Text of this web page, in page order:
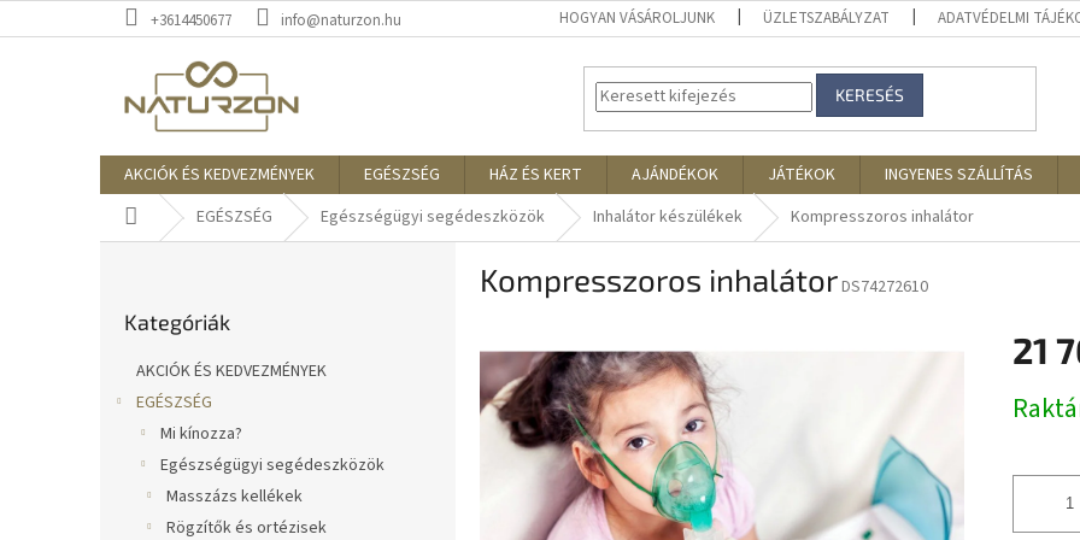
a
+3614450677 info@naturzon.hu HOGYAN VÁSÁROLJUNK ÜZLETSZABÁLYZAT ADATVÉDELMI
KERESÉS
AKCIÓK ÉS KEDVEZMÉNYEK EGÉSZSÉG HÁZ ÉS KERT AJÁNDÉKOK JÁTÉKOK INGYENES SZÁLLÍTÁS
KezdőlapEGÉSZSÉG Egészségügyi segédeszközök Inhalátor készülékek Kompresszoros inhalátor
átugrása
Kategóriák
AKCIÓK ÉS KEDVEZMÉNYEK
EGÉSZSÉG
Mi kínozza?
Egészségügyi segédeszközök
Masszázs kellékek
Rögzítők és ortézisek
Kompresszoros inhalátorDS74272610
21